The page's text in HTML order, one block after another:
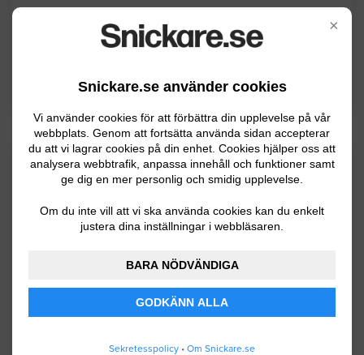
×
Snickare.se använder cookies
Vi använder cookies för att förbättra din upplevelse på vår
webbplats. Genom att fortsätta använda sidan accepterar
du att vi lagrar cookies på din enhet. Cookies hjälper oss att
analysera webbtrafik, anpassa innehåll och funktioner samt
ge dig en mer personlig och smidig upplevelse.
Om du inte vill att vi ska använda cookies kan du enkelt
justera dina inställningar i webbläsaren.
BARA NÖDVÄNDIGA
GODKÄNN ALLA
Sekretesspolicy • Om Snickare.se
Kommuninformation
Rättvik kommun ligger i Dalarna och består
terrängen är kuperad och består till stor del
av skog. Näringslivet består till stor del av jord
och skogsbruk men även turism.